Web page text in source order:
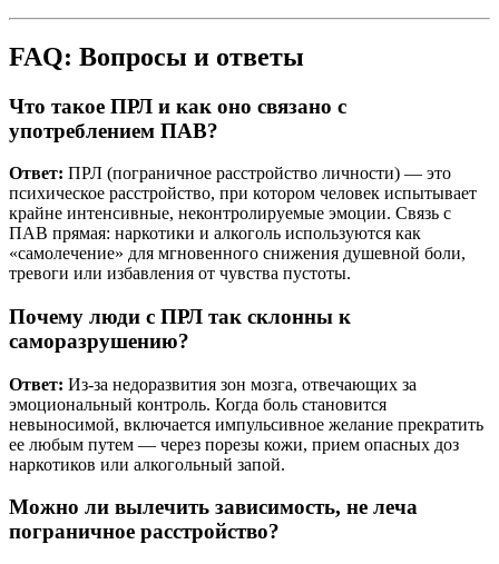
FAQ: Вопросы и ответы
Что такое ПРЛ и как оно связано с
употреблением ПАВ?
Ответ: ПРЛ (пограничное расстройство личности) — это
психическое расстройство, при котором человек испытывает
крайне интенсивные, неконтролируемые эмоции. Связь с
ПАВ прямая: наркотики и алкоголь используются как
«самолечение» для мгновенного снижения душевной боли,
тревоги или избавления от чувства пустоты.
Почему люди с ПРЛ так склонны к
саморазрушению?
Ответ: Из-за недоразвития зон мозга, отвечающих за
эмоциональный контроль. Когда боль становится
невыносимой, включается импульсивное желание прекратить
ее любым путем — через порезы кожи, прием опасных доз
наркотиков или алкогольный запой.
Можно ли вылечить зависимость, не леча
пограничное расстройство?